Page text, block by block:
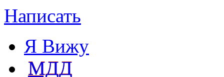
Написать
Я Вижу
МДД